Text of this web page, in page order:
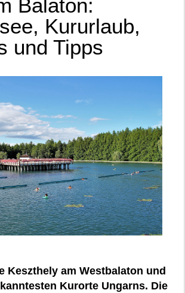
Balaton:
Kururlaub,
und Tipps
Keszthely am Westbalaton und
Kurorte Ungarns. Die